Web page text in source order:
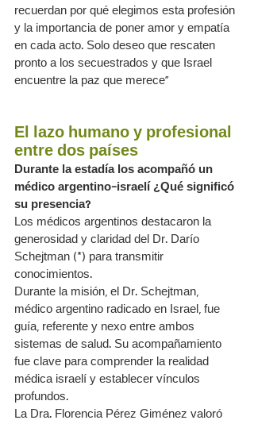
recuerdan por qué elegimos esta profesión
y la importancia de poner amor y empatía
en cada acto. Solo deseo que rescaten
pronto a los secuestrados y que Israel
encuentre la paz que merece”
El lazo humano y profesional
entre dos países
Durante la estadía los acompañó un
médico argentino-israelí ¿Qué significó
su presencia?
Los médicos argentinos destacaron la
generosidad y claridad del Dr. Darío
Schejtman (*) para transmitir
conocimientos.
Durante la misión, el Dr. Schejtman,
médico argentino radicado en Israel, fue
guía, referente y nexo entre ambos
sistemas de salud. Su acompañamiento
fue clave para comprender la realidad
médica israelí y establecer vínculos
profundos.
La Dra. Florencia Pérez Giménez valoró